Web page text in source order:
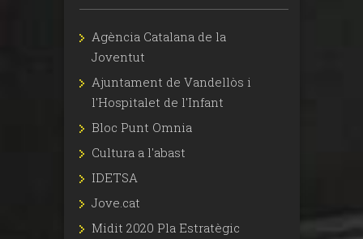
Agència Catalana de la
Joventut
Ajuntament de Vandellòs i
l'Hospitalet de l'Infant
Bloc Punt Omnia
Cultura a l'abast
IDETSA
Jove.cat
Midit 2020 Pla Estratègic